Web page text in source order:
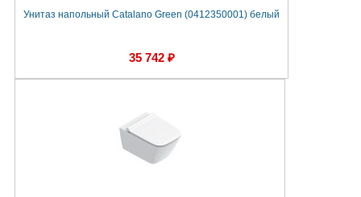
Унитаз напольный Catalano Green (0412350001) белый
35 742 ₽